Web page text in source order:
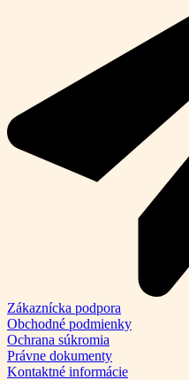
Zákaznícka podpora
Obchodné podmienky
Ochrana súkromia
Právne dokumenty
Kontaktné informácie